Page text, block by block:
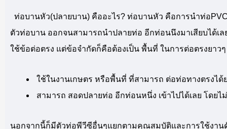
ท่อบานหัว(ปลายบาน) คืออะไร? ท่อบานหัว คือการนำท่อ
ตัวท่อบาน ออกจนสามารถนำปลายท่อ อีกท่อนนึงมาเสียบได้เ
ใช้ข้อต่อตรง แต่ข้อจำกัดก็คือต้องเป็น พื้นที่ ในการต่อตรงยา
ใช้ในงานเกษตร หรือพื้นที่ ที่สามารถ ต่อท่อทางตรงได้
สามารถ สอดปลายท่อ อีกท่อนหนึ่ง เข้าไปได้เลย โดยไ
นอกจากนี้ก็มีตัวท่อพีวีซีอื่นๆแยกตามคุณสมบัติและการใช้งาน